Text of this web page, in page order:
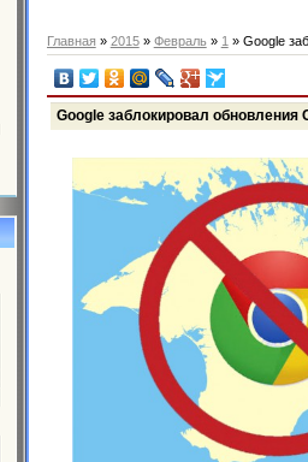
Главная » 2015 » Февраль » 1 » Google
Google заблокировал